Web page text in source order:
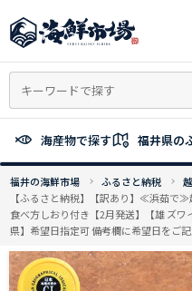
ン
ン
へ
ッ
海産物で探す 福井県の
福井の海鮮市場 ふるさと納税
【ふるさと納税】【訳あり】≪浜茹で≫
食べ方しおり付き【2月発送】【雄 ズワ
県】希望日指定可 備考欄に希望日をご